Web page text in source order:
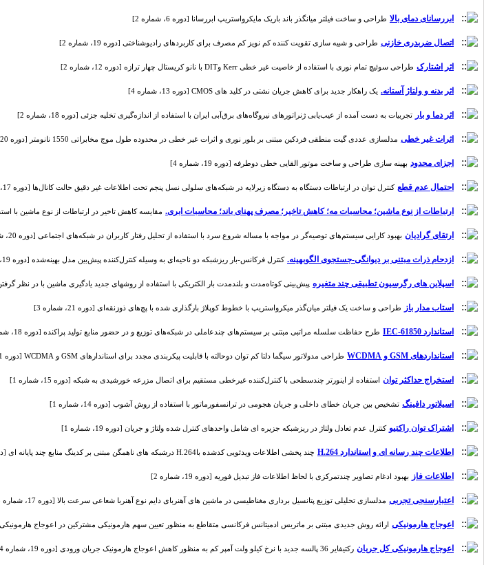
ابررسانای دمای بالا طراحی و ساخت فیلتر میانگذر باند باریک مایکرواستریپ ابررسانا [دوره 6، شماره 2]
اتصال ضربدری خازنی طراحی و شبیه سازی تقویت کننده کم نویز کم مصرف برای کاربردهای رادیوشناختی [دوره 19، شماره 2]
اثر اشتارک طراحی سوئیچ تمام نوری با استفاده از خاصیت غیر خطی Kerr وDIT با نانو کریستال چهار ترازه [دوره 12، شماره 2]
اثر بدنه و ولتاژ آستانه. یک راهکار جدید برای کاهش جریان نشتی در کلید های CMOS [دوره 13، شماره 4]
اثر دما و بار تجربیات به دست آمده از عیب‌یابی ژنراتورهای نیروگاه‌های برق‌آبی ایران با استفاده از اندازه‌گیری تخلیه جزئی [دوره 18، شماره 2]
اثرات غیر خطی مدلسازی عددی گیت منطقی فردکین مبتنی بر بلور نوری و اثرات غیر خطی در محدوده طول موج مخابراتی 1550 نانومتر [دوره 20، شماره 1]
اجزای محدود بهینه سازی طراحی و ساخت موتور القایی خطی دوطرفه [دوره 19، شماره 4]
احتمال عدم قطع کنترل توان در ارتباطات دستگاه به دستگاه زیرلایه در شبکه‌های سلولی نسل پنجم تحت اطلاعات غیر دقیق حالت کانال‌ها [دوره 17، شماره 1]
ارتباطات از نوع ماشین؛ محاسبات مه؛ کاهش تاخیر؛ مصرف پهنای باند؛ محاسبات ابری. مقایسه کاهش تاخیر در ارتباطات از نوع ماشین با
ارتقای گرادیان بهبود کارایی سیستم‌های توصیه‌گر در مواجه با مساله شروع سرد با استفاده از تحلیل رفتار کاربران در شبکه‌های اجتماعی [دوره 20، شماره 1]
ازدحام ذرات مبتنی بر دیوانگی-جستجوی الگوبهینه. کنترل فرکانس-بار ریزشبکه دو ناحیه‌ای به وسیله کنترل‌کننده پیش‌بین مدل بهینه‌شده [دوره 19، شماره 1]
اسپلاین های رگرسیون تطبیقی چند متغیره پیش‌بینی کوتاه‌مدت و بلندمدت بار الکتریکی با استفاده از روش‎های جدید یادگیری ماشین با در نظر گرفتن دما و زاویه ارتفاعی خورشید [دوره 20، شماره 2]
استاب مدار باز طراحی و ساخت یک فیلتر میان‌گذر میکرو‌استریپ با خطوط کوپلاژ بارگذاری شده با پچ‌های ذوزنقه‌ای [دوره 21، شماره 3]
استاندارد IEC-61850 طرح حفاظت سلسله مراتبی مبتنی‌ بر سیستم‌های چندعاملی در شبکه‌های توزیع و در حضور منابع تولید پراکنده [دوره 18، شماره 2]
استانداردهای GSM و WCDMA طراحی مدولاتور سیگما دلتا کم توان دوحالته با قابلیت پیکربندی مجدد برای استاندارهای GSM و WCDMA [دوره 21، شماره 1]
استخراج حداکثر توان استفاده از اینورتر چندسطحی با کنترل‌کننده غیرخطی مستقیم برای اتصال مزرعه خورشیدی به شبکه [دوره 15، شماره 1]
اسیلاتور دافینگ تشخیص بین جریان خطای داخلی و جریان هجومی در ترانسفورماتور با استفاده از روش آشوب [دوره 14، شماره 1]
اشتراک توان راکتیو کنترل عدم تعادل ولتاژ در ریزشبکه جزیره ای شامل واحدهای کنترل شده ولتاژ و جریان [دوره 19، شماره 1]
اطلاعات چند رسانه ای و استاندارد H.264 چند پخشی اطلاعات ویدئویی کدشده باH.264 درشبکه های ناهمگن مبتنی بر کدینگ منابع چند پایانه ای [دوره 6، شماره 2]
اطلاعات فاز بهبود ادغام تصاویر چندتمرکزی با لحاظ اطلاعات فاز تبدیل فوریه [دوره 19، شماره 2]
اعتبارسنجی تجربی مدلسازی تحلیلی توزیع پتانسیل برداری مغناطیسی در ماشین های آهنربای دایم نوع آهنربا شعاعی سرعت بالا [دوره 17، شماره 3]
اعوجاج هارمونیکی ارائه روش جدیدی مبتنی بر ماتریس ادمیتانس فرکانسی متقاطع به منظور تعیین سهم هارمونیکی مشترکین در اعوجاج هارمونیکی شبکه
اعوجاج هارمونیکی کل جریان رکتیفایر 36 پالسه جدید با نرخ کیلو ولت آمپر کم به منظور کاهش اعوجاج هارمونیک جریان ورودی [دوره 19، شماره 4]